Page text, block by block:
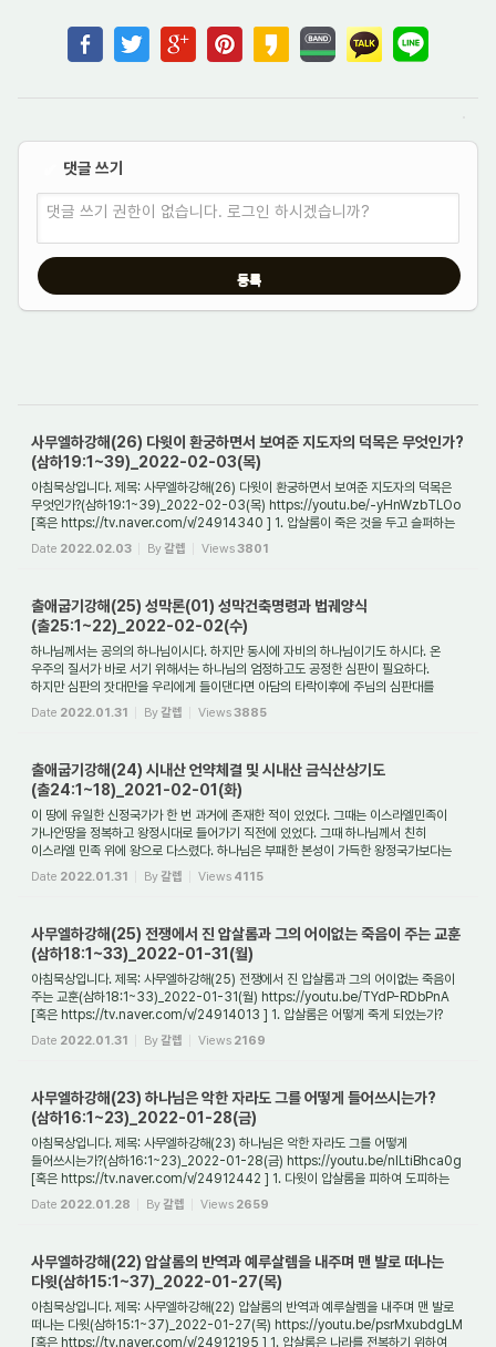
댓글 쓰기
댓글 쓰기 권한이 없습니다. 로그인 하시겠습니까?
사무엘하강해(26) 다윗이 환궁하면서 보여준 지도자의 덕목은 무엇인가?
(삼하19:1~39)_2022-02-03(목)
아침묵상입니다. 제목: 사무엘하강해(26) 다윗이 환궁하면서 보여준 지도자의 덕목은
무엇인가?(삼하19:1~39)_2022-02-03(목) https://youtu.be/-yHnWzbTLOo
[혹은 https://tv.naver.com/v/24914340 ] 1. 압살롬이 죽은 것을 두고 슬퍼하는
다윗에게 항의한 요...
Date 2022.02.03 By갈렙 Views3801
출애굽기강해(25) 성막론(01) 성막건축명령과 법궤양식
(출25:1~22)_2022-02-02(수)
하나님께서는 공의의 하나님이시다. 하지만 동시에 자비의 하나님이기도 하시다. 온
우주의 질서가 바로 서기 위해서는 하나님의 엄정하고도 공정한 심판이 필요하다.
하지만 심판의 잣대만을 우리에게 들이댄다면 아담의 타락이후에 주님의 심판대를
통과할 ...
Date 2022.01.31 By갈렙 Views3885
출애굽기강해(24) 시내산 언약체결 및 시내산 금식산상기도
(출24:1~18)_2021-02-01(화)
이 땅에 유일한 신정국가가 한 번 과거에 존재한 적이 있었다. 그때는 이스라엘민족이
가나안땅을 정복하고 왕정시대로 들어가기 직전에 있었다. 그때 하나님께서 친히
이스라엘 민족 위에 왕으로 다스렸다. 하나님은 부패한 본성이 가득한 왕정국가보다는
하...
Date 2022.01.31 By갈렙 Views 4115
사무엘하강해(25) 전쟁에서 진 압살롬과 그의 어이없는 죽음이 주는 교훈
(삼하18:1~33)_2022-01-31(월)
아침묵상입니다. 제목: 사무엘하강해(25) 전쟁에서 진 압살롬과 그의 어이없는 죽음이
주는 교훈(삼하18:1~33)_2022-01-31(월) https://youtu.be/TYdP-RDbPnA
[혹은 https://tv.naver.com/v/24914013 ] 1. 압살롬은 어떻게 죽게 되었는가?
다윗의 셋째 아들로 ...
Date 2022.01.31 By갈렙 Views 2169
사무엘하강해(23) 하나님은 악한 자라도 그를 어떻게 들어쓰시는가?
(삼하16:1~23)_2022-01-28(금)
아침묵상입니다. 제목: 사무엘하강해(23) 하나님은 악한 자라도 그를 어떻게
들어쓰시는가?(삼하16:1~23)_2022-01-28(금) https://youtu.be/nlLtiBhca0g
[혹은 https://tv.naver.com/v/24912442 ] 1. 다윗이 압살롬을 피하여 도피하는
과정에서 힘을 주었던 이...
Date 2022.01.28 By갈렙 Views 2659
사무엘하강해(22) 압살롬의 반역과 예루살렘을 내주며 맨 발로 떠나는
다윗(삼하15:1~37)_2022-01-27(목)
아침묵상입니다. 제목: 사무엘하강해(22) 압살롬의 반역과 예루살렘을 내주며 맨 발로
떠나는 다윗(삼하15:1~37)_2022-01-27(목) https://youtu.be/psrMxubdgLM
[혹은 https://tv.naver.com/v/24912195 ] 1. 압살롬은 나라를 전복하기 위하여